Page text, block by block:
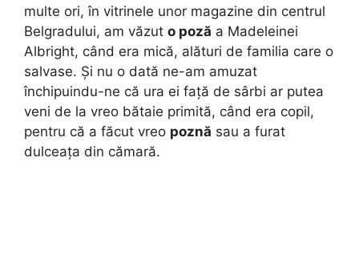
multe ori, în vitrinele unor magazine din centrul
Belgradului, am văzut o poză a Madeleinei
Albright, când era mică, alături de familia care o
salvase. Și nu o dată ne-am amuzat
închipuindu-ne că ura ei față de sârbi ar putea
veni de la vreo bătaie primită, când era copil,
pentru că a făcut vreo poznă sau a furat
dulceața din cămară.